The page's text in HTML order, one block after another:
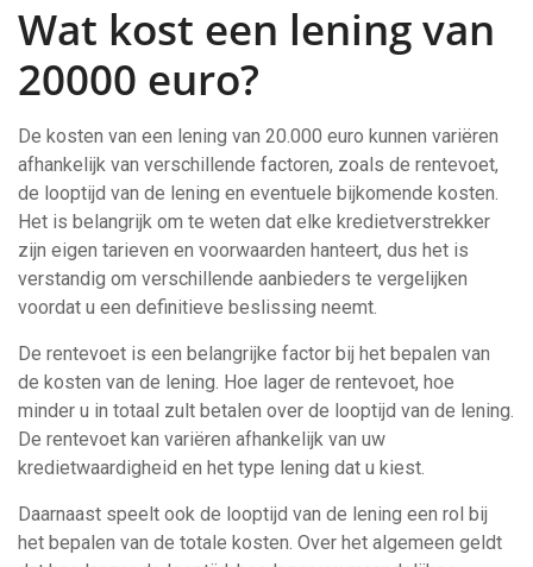
Wat kost een lening van
20000 euro?
De kosten van een lening van 20.000 euro kunnen variëren
afhankelijk van verschillende factoren, zoals de rentevoet,
de looptijd van de lening en eventuele bijkomende kosten.
Het is belangrijk om te weten dat elke kredietverstrekker
zijn eigen tarieven en voorwaarden hanteert, dus het is
verstandig om verschillende aanbieders te vergelijken
voordat u een definitieve beslissing neemt.
De rentevoet is een belangrijke factor bij het bepalen van
de kosten van de lening. Hoe lager de rentevoet, hoe
minder u in totaal zult betalen over de looptijd van de lening.
De rentevoet kan variëren afhankelijk van uw
kredietwaardigheid en het type lening dat u kiest.
Daarnaast speelt ook de looptijd van de lening een rol bij
het bepalen van de totale kosten. Over het algemeen geldt